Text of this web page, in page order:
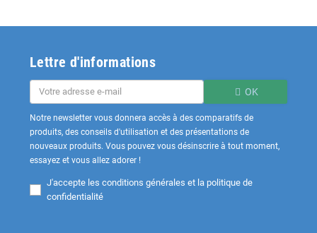
Lettre d'informations
OK
Notre newsletter vous donnera accès à des comparatifs de
produits, des conseils d'utilisation et des présentations de
nouveaux produits. Vous pouvez vous désinscrire à tout moment,
essayez et vous allez adorer !
J'accepte les conditions générales et la politique de
confidentialité